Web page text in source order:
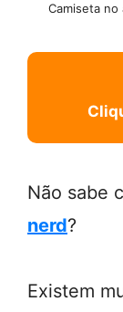
Camiseta no
Não sabe
nerd?
Existem